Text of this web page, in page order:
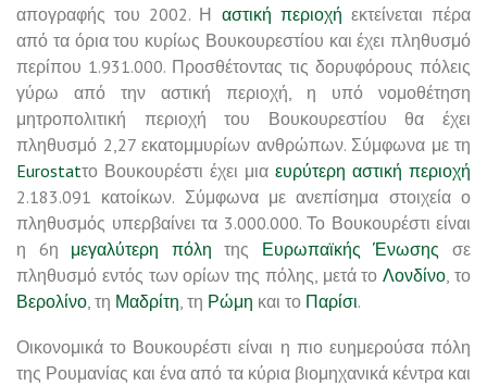
απογραφής του 2002. Η αστική περιοχή εκτείνεται πέρα
από τα όρια του κυρίως Βουκουρεστίου και έχει πληθυσμό
περίπου 1.931.000. Προσθέτοντας τις δορυφόρους πόλεις
γύρω από την αστική περιοχή, η υπό νομοθέτηση
μητροπολιτική περιοχή του Βουκουρεστίου θα έχει
πληθυσμό 2,27 εκατομμυρίων ανθρώπων. Σύμφωνα με τη
Eurostatτο Βουκουρέστι έχει μια ευρύτερη αστική περιοχή
2.183.091 κατοίκων. Σύμφωνα με ανεπίσημα στοιχεία ο
πληθυσμός υπερβαίνει τα 3.000.000. Το Βουκουρέστι είναι
η 6η μεγαλύτερη πόλη της Ευρωπαϊκής Ένωσης σε
πληθυσμό εντός των ορίων της πόλης, μετά τοΛονδίνο , το
Βερολίνο , τη Μαδρίτη , τη Ρώμη και το Παρίσι.
Οικονομικά το Βουκουρέστι είναι η πιο ευημερούσα πόλη
της Ρουμανίας και ένα από τα κύρια βιομηχανικά κέντρα και